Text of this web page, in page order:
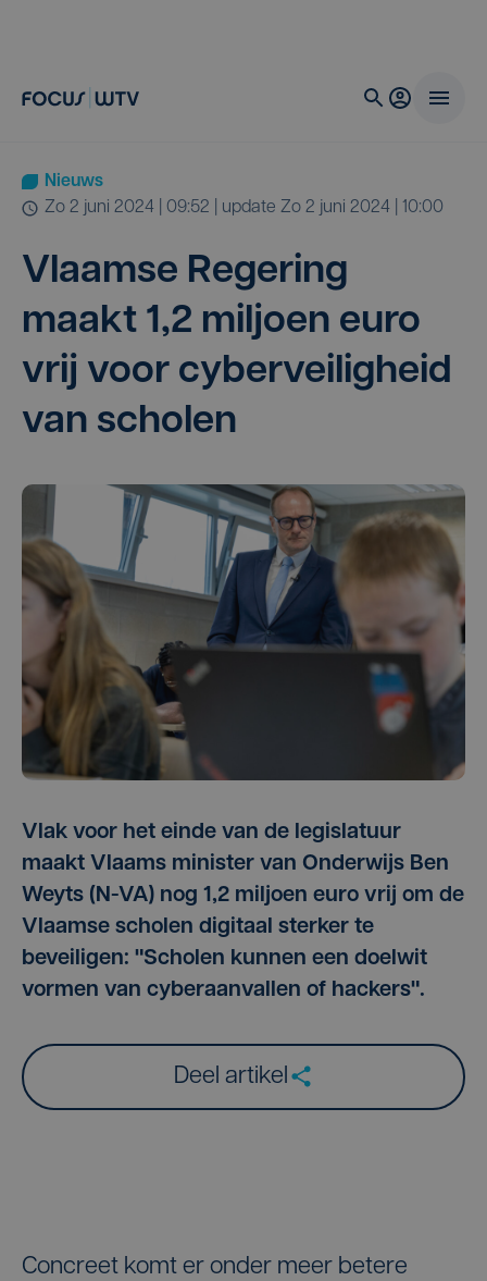
Nieuws
zo 2 juni 2024 | 09:52
| update zo 2 juni 2024 | 10:00
Vlaam­se Rege­ring
maakt 1,2 mil­joen euro
vrij voor cyber­vei­lig­heid
van scholen
Vlak voor het einde van de legislatuur
maakt Vlaams minister van Onderwijs Ben
Weyts (N-VA) nog 1,2 miljoen euro vrij om de
Vlaamse scholen digitaal sterker te
beveiligen: "Scholen kunnen een doelwit
vormen van cyberaanvallen of hackers".
Deel artikel
Concreet komt er onder meer betere